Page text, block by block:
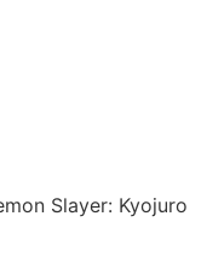
Slayer: Kyojuro